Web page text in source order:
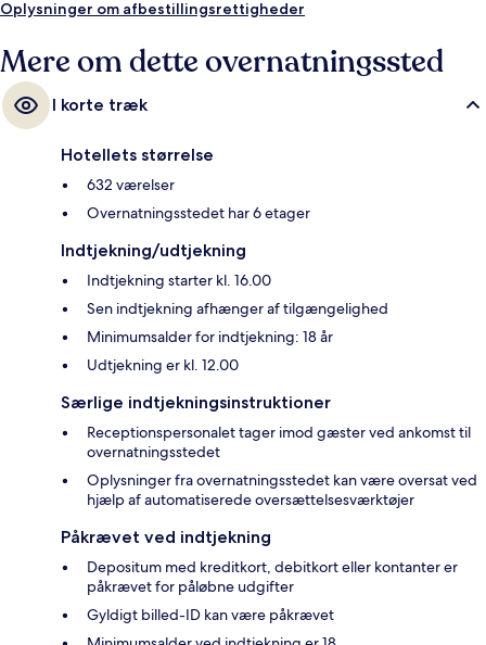
Oplysninger om afbestillingsrettigheder
Mere om dette overnatningssted
I korte træk
Hotellets størrelse
632 værelser
Overnatningsstedet har 6 etager
Indtjekning/udtjekning
Indtjekning starter kl. 16.00
Sen indtjekning afhænger af tilgængelighed
Minimumsalder for indtjekning: 18 år
Udtjekning er kl. 12.00
Særlige indtjekningsinstruktioner
Receptionspersonalet tager imod gæster ved ankomst til
overnatningsstedet
Oplysninger fra overnatningsstedet kan være oversat ved
hjælp af automatiserede oversættelsesværktøjer
Påkrævet ved indtjekning
Depositum med kreditkort, debitkort eller kontanter er
påkrævet for påløbne udgifter
Gyldigt billed-ID kan være påkrævet